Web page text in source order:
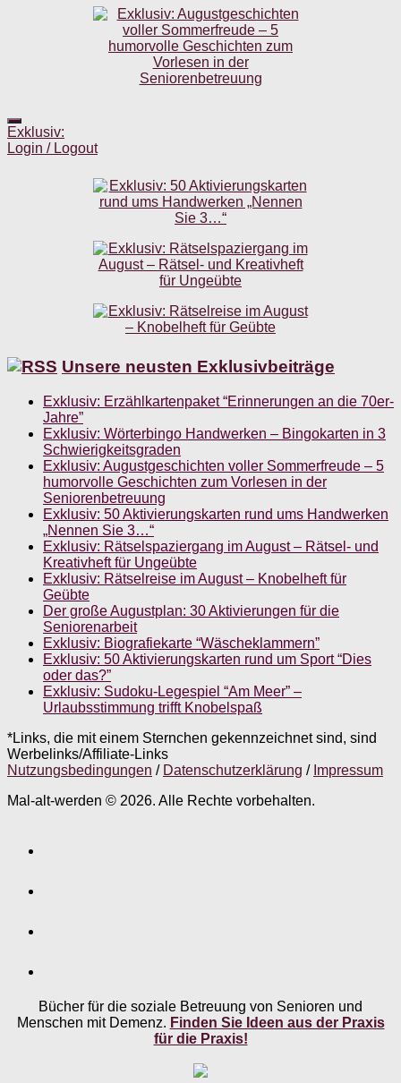
Exklusiv:
Login / Logout
Unsere neusten Exklusivbeiträge
Exklusiv: Erzählkartenpaket “Erinnerungen an die 70er-
Jahre”
Exklusiv: Wörterbingo Handwerken – Bingokarten in 3
Schwierigkeitsgraden
Exklusiv: Augustgeschichten voller Sommerfreude – 5
humorvolle Geschichten zum Vorlesen in der
Seniorenbetreuung
Exklusiv: 50 Aktivierungskarten rund ums Handwerken
„Nennen Sie 3…“
Exklusiv: Rätselspaziergang im August – Rätsel- und
Kreativheft für Ungeübte
Exklusiv: Rätselreise im August – Knobelheft für
Geübte
Der große Augustplan: 30 Aktivierungen für die
Seniorenarbeit
Exklusiv: Biografiekarte “Wäscheklammern”
Exklusiv: 50 Aktivierungskarten rund um Sport “Dies
oder das?”
Exklusiv: Sudoku-Legespiel “Am Meer” –
Urlaubsstimmung trifft Knobelspaß
*Links, die mit einem Sternchen gekennzeichnet sind, sind
Werbelinks/Affiliate-Links
Nutzungsbedingungen / Datenschutzerklärung / Impressum
Mal-alt-werden © 2026. Alle Rechte vorbehalten.
Bücher für die soziale Betreuung von Senioren und
Menschen mit Demenz. Finden Sie Ideen aus der Praxis
für die Praxis!